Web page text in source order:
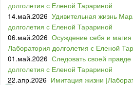
долголетия с Еленой Тарариной
14.май.2026 Удивительная жизнь
долголетия с Еленой Тарариной
06.май.2026 Осуждение себя и магия
Лаборатория долголетия с Еленой
01.май.2026 Следовать своей
долголетия с Еленой Тарариной
22.апр.2026 Имитация жизни